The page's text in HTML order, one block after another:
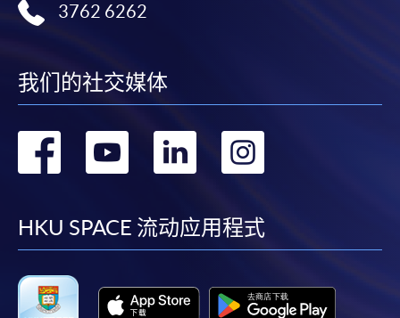
3762 6262
我们的社交媒体
转
facebook
转
youtube
转
linkedin
转
HKU SPACE 流动应用程式